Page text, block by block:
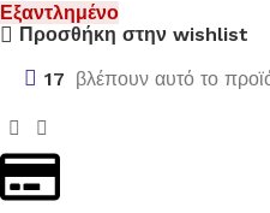
Εξαντλημένο
Προσθήκη στην wishlist
17 βλέπουν αυτό το